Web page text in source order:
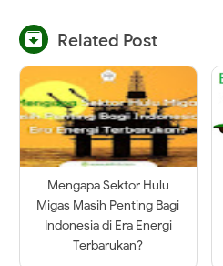
 Related Post
Mengapa Sektor Hulu
Migas Masih Penting Bagi
Indonesia di Era Energi
Terbarukan?